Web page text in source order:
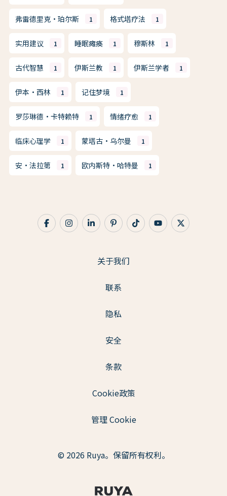
弗雷德里克·珀尔斯 1 格式塔疗法 1
实用建议 1 睡眠瘫痪 1 穆斯林 1
古代智慧 1 伊斯兰教 1 伊斯兰学者 1
伊本·西林 1 记住梦境 1
罗莎琳德·卡特赖特 1 情绪疗愈 1
临床心理学 1 蒙塔古·乌尔曼 1
安·法拉第 1 欧内斯特·哈特曼 1
关于我们
联系
隐私
安全
条款
Cookie政策
管理 Cookie
© 2026 Ruya。保留所有权利。